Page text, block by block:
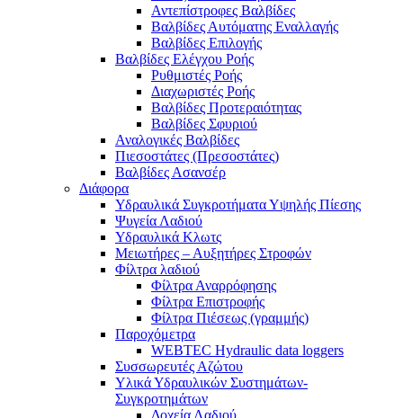
Αντεπίστροφες Βαλβίδες
Βαλβίδες Αυτόματης Εναλλαγής
Βαλβίδες Επιλογής
Βαλβίδες Ελέγχου Ροής
Ρυθμιστές Ροής
Διαχωριστές Ροής
Βαλβίδες Προτεραιότητας
Βαλβίδες Σφυριού
Αναλογικές Βαλβίδες
Πιεσοστάτες (Πρεσοστάτες)
Βαλβίδες Ασανσέρ
Διάφορα
Υδραυλικά Συγκροτήματα Υψηλής Πίεσης
Ψυγεία Λαδιού
Υδραυλικά Κλωτς
Μειωτήρες – Αυξητήρες Στροφών
Φίλτρα λαδιού
Φίλτρα Αναρρόφησης
Φίλτρα Επιστροφής
Φίλτρα Πιέσεως (γραμμής)
Παροχόμετρα
WEBTEC Hydraulic data loggers
Συσσωρευτές Αζώτου
Υλικά Υδραυλικών Συστημάτων-
Συγκροτημάτων
Δοχεία Λαδιού